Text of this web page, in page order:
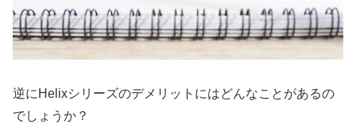
逆にHelixシリーズのデメリットにはどんなことがあるの
でしょうか？